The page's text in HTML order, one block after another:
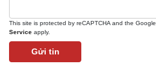
This site is protected by reCAPTCHA and the Google
Service apply.
Gửi tin